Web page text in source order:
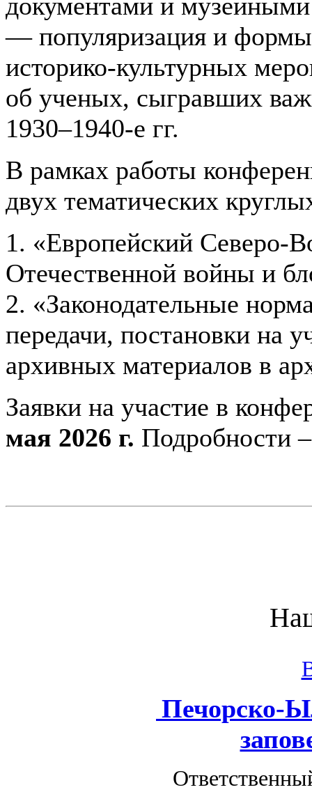
— популяризация и
историко-культурных
об ученых, сыгравших
1930–1940-е гг.
В рамках работы
двух тематических
1. «Европейский Северо-
Отечественной войны и
2. «Законодательные
передачи, постановки на
архивных материалов в
Заявки на участие в
мая 2026 г. Подробности
Печорско-